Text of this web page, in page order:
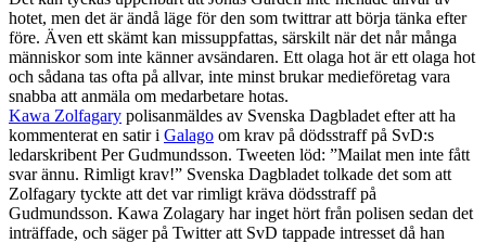
hotet, men det är ändå läge för den som twittrar att börja tänka efter
före. Även ett skämt kan missuppfattas, särskilt när det når många
människor som inte känner avsändaren. Ett olaga hot är ett olaga hot
och sådana tas ofta på allvar, inte minst brukar medieföretag vara
snabba att anmäla om medarbetare hotas.
Kawa Zolfagary polisanmäldes av Svenska Dagbladet efter att ha
kommenterat en satir i Galago om krav på dödsstraff på SvD:s
ledarskribent Per Gudmundsson. Tweeten löd: ”Mailat men inte fått
svar ännu. Rimligt krav!” Svenska Dagbladet tolkade det som att
Zolfagary tyckte att det var rimligt kräva dödsstraff på
Gudmundsson. Kawa Zolagary har inget hört från polisen sedan det
inträffade, och säger på Twitter att SvD tappade intresset då han